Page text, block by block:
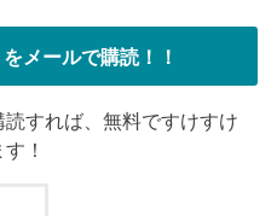
メールで購読！！
すれば、無料ですけすけ
！